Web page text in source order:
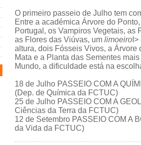
O primeiro passeio de Julho tem
Entre a académica Árvore do
Portugal, os Vampiros Vegetais, as
as Flores das Viúvas, um limoeiro
altura, dois Fósseis Vivos, a Árvore
Mata e a Planta das Sementes
Mundo, a dificuldade está na
18 de Julho PASSEIO COM A
(Dep. de Química da FCTUC)
25 de Julho PASSEIO COM A
Ciências da Terra da FCTUC)
12 de Setembro PASSEIO COM A
da Vida da FCTUC)